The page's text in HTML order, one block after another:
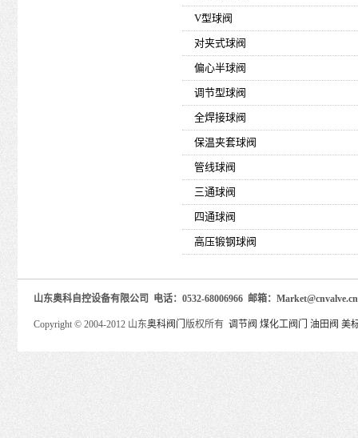
V型球阀
对夹式球阀
偏心半球阀
调节型球阀
全焊接球阀
保温夹套球阀
管线球阀
三通球阀
四通球阀
高压锻钢球阀
山东奥科自控设备有限公司 电话：0532-68006966 邮箱：
Copyright © 2004-2012 山东奥科阀门 版权所有 调节阀 煤化工阀门 油田阀 美